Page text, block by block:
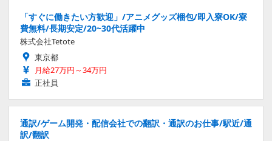
「すぐに働きたい方歓迎」/アニメグッズ梱包/即入寮OK/寮
費無料/長期安定/20~30代活躍中
株式会社Tetote
東京都
月給27万円～34万円
正社員
通訳/ゲーム開発・配信会社での翻訳・通訳のお仕事/駅近/通
訳/翻訳